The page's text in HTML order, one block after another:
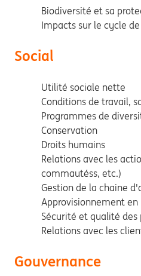
Biodiversité et sa
Impacts sur le cycle
Social
Utilité sociale nette
Conditions de travail,
Programmes de
Conservation
Droits humains
Relations avec les
commautéss, etc.)
Gestion de la chaine
Approvisionnement
Sécurité et qualité des
Relations avec les
Gouvernance